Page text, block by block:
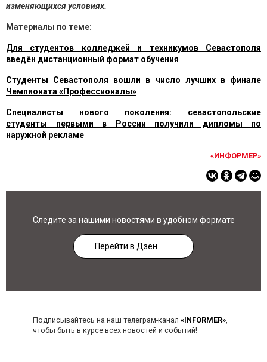
изменяющихся условиях.
Материалы по теме:
Для студентов колледжей и техникумов Севастополя
введён дистанционный формат обучения
Студенты Севастополя вошли в число лучших в финале
Чемпионата «Профессионалы»
Специалисты нового поколения: севастопольские
студенты первыми в России получили дипломы по
наружной рекламе
«ИНФОРМЕР»
Следите за нашими новостями в удобном формате
Перейти в Дзен
Подписывайтесь на наш телеграм-канал «INFORMER»,
чтобы быть в курсе всех новостей и событий!